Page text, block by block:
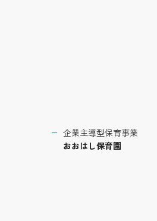
企業主導型保育事業
おおはし保育園